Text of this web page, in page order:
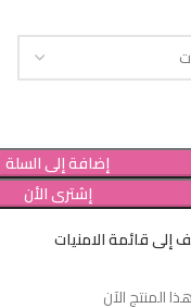
إضافة إلى السلة
إشترى الأن
إلى قائمة الامنيات
المنتج الآن